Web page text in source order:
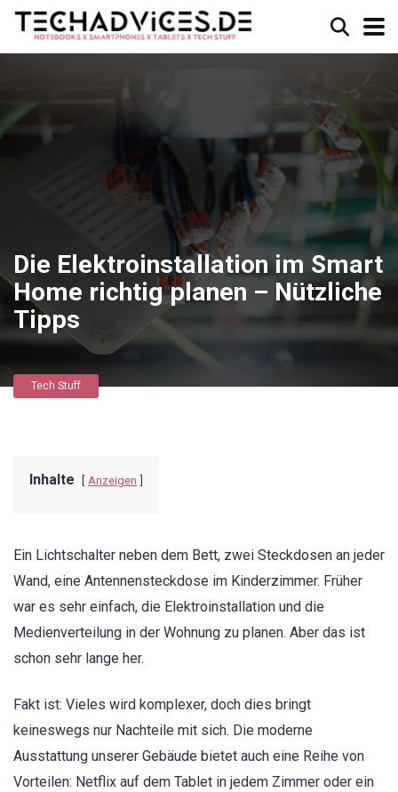
Die Elektroinstallation im Smart
Home richtig planen – Nützliche
Tipps
Tech Stuff
Inhalte Anzeigen
Ein Lichtschalter neben dem Bett, zwei Steckdosen an jeder
Wand, eine Antennensteckdose im Kinderzimmer. Früher
war es sehr einfach, die Elektroinstallation und die
Medienverteilung in der Wohnung zu planen. Aber das ist
schon sehr lange her.
Fakt ist: Vieles wird komplexer, doch dies bringt
keineswegs nur Nachteile mit sich. Die moderne
Ausstattung unserer Gebäude bietet auch eine Reihe von
Vorteilen: Netflix auf dem Tablet in jedem Zimmer oder ein